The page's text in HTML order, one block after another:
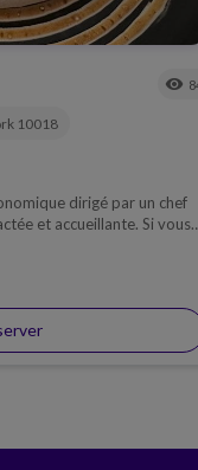
visibility
10018
dirigé par un chef
et accueillante. Si vous